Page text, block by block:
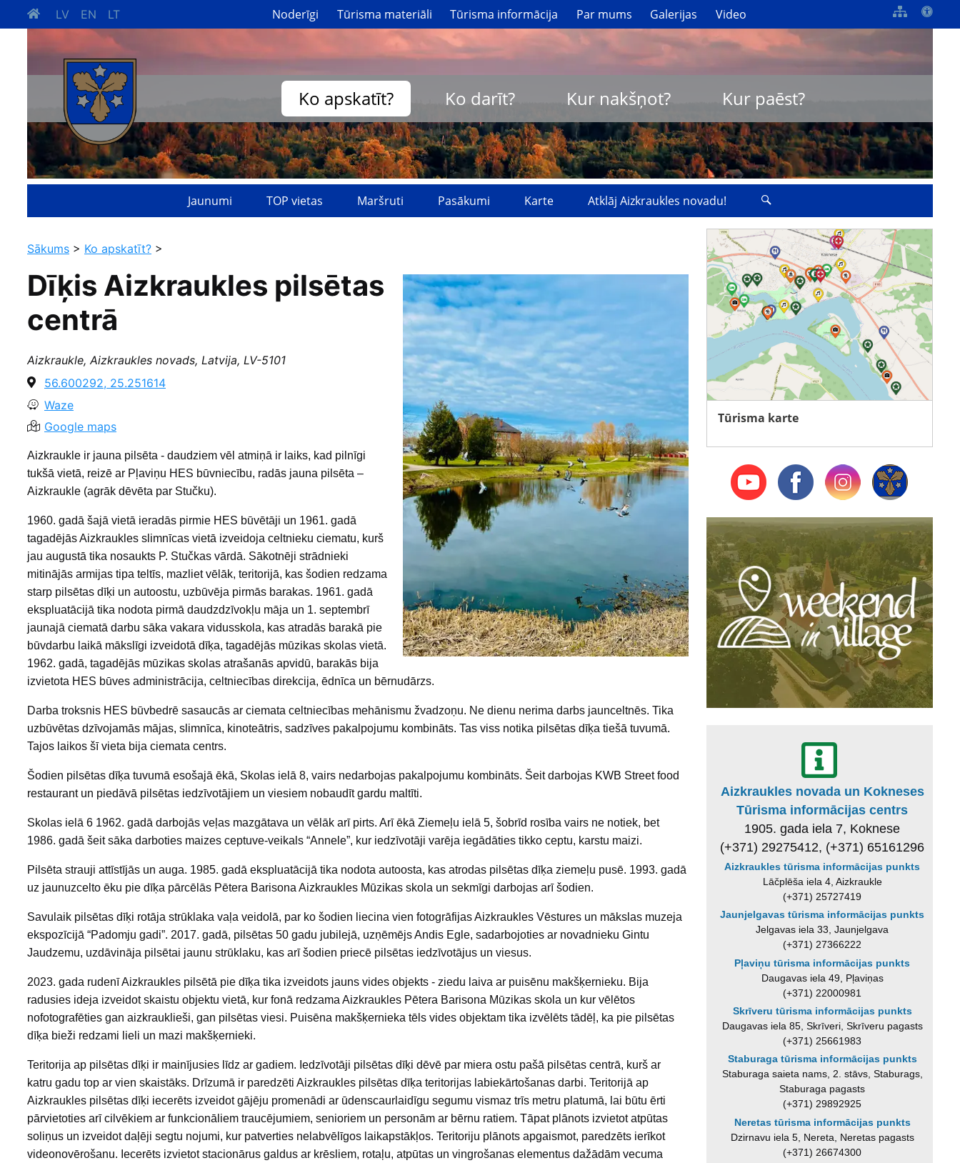
LV EN LT Noderīgi Tūrisma materiāli Tūrisma informācija Par mums Galerijas Video
Ko apskatīt? Ko darīt? Kur nakšņot? Kur paēst?
Jaunumi TOP vietas Maršruti Pasākumi Karte Atklāj Aizkraukles novadu!
Sākums > Ko apskatīt? >
Dīķis Aizkraukles pilsētas
centrā
Aizkraukle, Aizkraukles novads, Latvija, LV-5101
56.600292, 25.251614
Waze
Google maps
Aizkraukle ir jauna pilsēta - daudziem vēl atmiņā ir laiks, kad pilnīgi
tukšā vietā, reizē ar Pļaviņu HES būvniecību, radās jauna pilsēta –
Aizkraukle (agrāk dēvēta par Stučku).
1960. gadā šajā vietā ieradās pirmie HES būvētāji un 1961. gadā
tagadējās Aizkraukles slimnīcas vietā izveidoja celtnieku ciematu, kurš
jau augustā tika nosaukts P. Stučkas vārdā. Sākotnēji strādnieki
mitinājās armijas tipa teltīs, mazliet vēlāk, teritorijā, kas šodien redzama
starp pilsētas dīķi un autoostu, uzbūvēja pirmās barakas. 1961. gadā
ekspluatācijā tika nodota pirmā daudzdzīvokļu māja un 1. septembrī
jaunajā ciematā darbu sāka vakara vidusskola, kas atradās barakā pie
būvdarbu laikā mākslīgi izveidotā dīķa, tagadējās mūzikas skolas vietā.
1962. gadā, tagadējās mūzikas skolas atrašanās apvidū, barakās bija
izvietota HES būves administrācija, celtniecības direkcija, ēdnīca un bērnudārzs.
Darba troksnis HES būvbedrē sasaucās ar ciemata celtniecības mehānismu žvadzoņu. Ne dienu nerima darbs jaunceltnēs. Tika
uzbūvētas dzīvojamās mājas, slimnīca, kinoteātris, sadzīves pakalpojumu kombināts. Tas viss notika pilsētas dīķa tiešā tuvumā.
Tajos laikos šī vieta bija ciemata centrs.
Šodien pilsētas dīķa tuvumā esošajā ēkā, Skolas ielā 8, vairs nedarbojas pakalpojumu kombināts. Šeit darbojas KWB Street food
restaurant un piedāvā pilsētas iedzīvotājiem un viesiem nobaudīt gardu maltīti.
Skolas ielā 6 1962. gadā darbojās veļas mazgātava un vēlāk arī pirts. Arī ēkā Ziemeļu ielā 5, šobrīd rosība vairs ne notiek, bet
1986. gadā šeit sāka darboties maizes ceptuve-veikals “Annele”, kur iedzīvotāji varēja iegādāties tikko ceptu, karstu maizi.
Pilsēta strauji attīstījās un auga. 1985. gadā ekspluatācijā tika nodota autoosta, kas atrodas pilsētas dīķa ziemeļu pusē. 1993. gadā
uz jaunuzcelto ēku pie dīķa pārcēlās Pētera Barisona Aizkraukles Mūzikas skola un sekmīgi darbojas arī šodien.
Savulaik pilsētas dīķi rotāja strūklaka vaļa veidolā, par ko šodien liecina vien fotogrāfijas Aizkraukles Vēstures un mākslas muzeja
ekspozīcijā “Padomju gadi”. 2017. gadā, pilsētas 50 gadu jubilejā, uzņēmējs Andis Egle, sadarbojoties ar novadnieku Gintu
Jaudzemu, uzdāvināja pilsētai jaunu strūklaku, kas arī šodien priecē pilsētas iedzīvotājus un viesus.
2023. gada rudenī Aizkraukles pilsētā pie dīķa tika izveidots jauns vides objekts - ziedu laiva ar puisēnu makšķernieku. Bija
radusies ideja izveidot skaistu objektu vietā, kur fonā redzama Aizkraukles Pētera Barisona Mūzikas skola un kur vēlētos
nofotografēties gan aizkrauklieši, gan pilsētas viesi. Puisēna makšķernieka tēls vides objektam tika izvēlēts tādēļ, ka pie pilsētas
dīķa bieži redzami lieli un mazi makšķernieki.
Teritorija ap pilsētas dīķi ir mainījusies līdz ar gadiem. Iedzīvotāji pilsētas dīķi dēvē par miera ostu pašā pilsētas centrā, kurš ar
katru gadu top ar vien skaistāks. Drīzumā ir paredzēti Aizkraukles pilsētas dīķa teritorijas labiekārtošanas darbi. Teritorijā ap
Aizkraukles pilsētas dīķi iecerēts izveidot gājēju promenādi ar ūdenscaurlaidīgu segumu vismaz trīs metru platumā, lai būtu ērti
pārvietoties arī cilvēkiem ar funkcionāliem traucējumiem, senioriem un personām ar bērnu ratiem. Tāpat plānots izvietot atpūtas
soliņus un izveidot daļēji segtu nojumi, kur patverties nelabvēlīgos laikapstākļos. Teritoriju plānots apgaismot, paredzēts ierīkot
videonovērošanu. Iecerēts izvietot stacionārus galdus ar krēsliem, rotaļu, atpūtas un vingrošanas elementus dažādām vecuma
Tūrisma karte
Aizkraukles novada un Kokneses
Tūrisma informācijas centrs
1905. gada iela 7, Koknese
(+371) 29275412, (+371) 65161296
Aizkraukles tūrisma informācijas punkts
Lāčplēša iela 4, Aizkraukle
(+371) 25727419
Jaunjelgavas tūrisma informācijas punkts
Jelgavas iela 33, Jaunjelgava
(+371) 27366222
Pļaviņu tūrisma informācijas punkts
Daugavas iela 49, Pļaviņas
(+371) 22000981
Skrīveru tūrisma informācijas punkts
Daugavas iela 85, Skrīveri, Skrīveru pagasts
(+371) 25661983
Staburaga tūrisma informācijas punkts
Staburaga saieta nams, 2. stāvs, Staburags,
Staburaga pagasts
(+371) 29892925
Neretas tūrisma informācijas punkts
Dzirnavu iela 5, Nereta, Neretas pagasts
(+371) 26674300